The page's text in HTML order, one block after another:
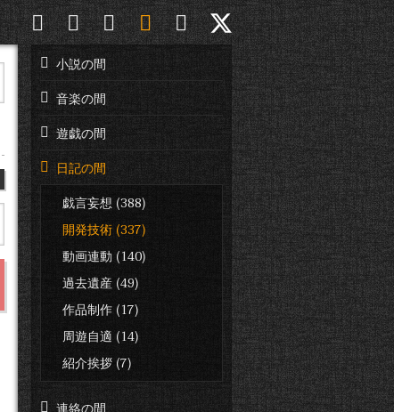
小説の間
音楽の間
遊戯の間
日記の間
戯言妄想 (388)
開発技術 (337)
動画連動 (140)
過去遺産 (49)
作品制作 (17)
周遊自適 (14)
紹介挨拶 (7)
連絡の間